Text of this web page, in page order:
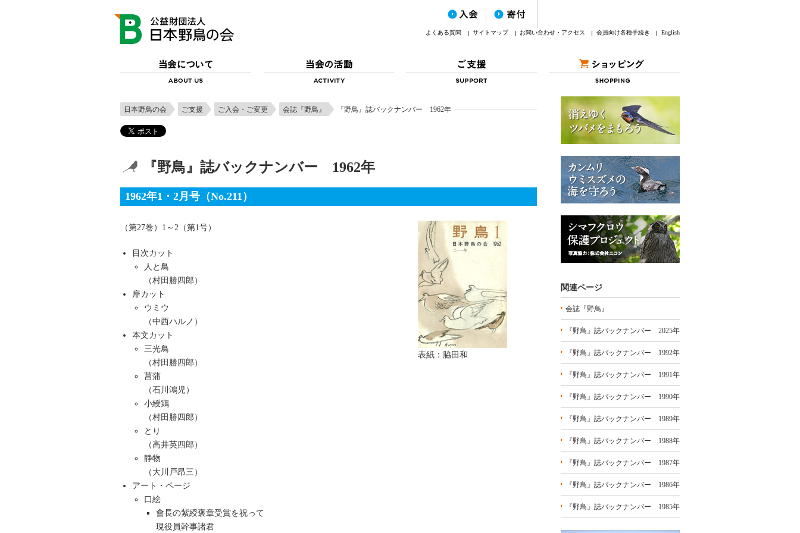
よくある質問 サイトマップ お問い合わせ・アクセス 会員向け各種手続き English
日本野鳥の会 ご支援 ご入会・ご変更 会誌『野鳥』 『野鳥』誌バックナンバー 1962年
『野鳥』誌バックナンバー 1962年
1962年1・2月号（No.211）
表紙：脇田和
（第27巻）1～2（第1号）
目次カット
人と鳥
（村田勝四郎）
扉カット
ウミウ
（中西ハルノ）
本文カット
三光鳥
（村田勝四郎）
菖蒲
（石川鴻児）
小綬鶏
（村田勝四郎）
とり
（高井英四郎）
静物
（大川戸昂三）
アート・ページ
口絵
會長の紫綬褒章受賞を祝って
現役員幹事諸君
関連ページ
会誌『野鳥』
『野鳥』誌バックナンバー 2025年
『野鳥』誌バックナンバー 1992年
『野鳥』誌バックナンバー 1991年
『野鳥』誌バックナンバー 1990年
『野鳥』誌バックナンバー 1989年
『野鳥』誌バックナンバー 1988年
『野鳥』誌バックナンバー 1987年
『野鳥』誌バックナンバー 1986年
『野鳥』誌バックナンバー 1985年